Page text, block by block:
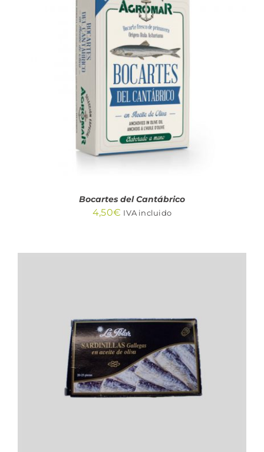
AÑADIR AL CARRITO
/
DETALLES
Bocartes del Cantábrico
4,50€ IVA incluido
AÑADIR AL CARRITO
/
DETALLES